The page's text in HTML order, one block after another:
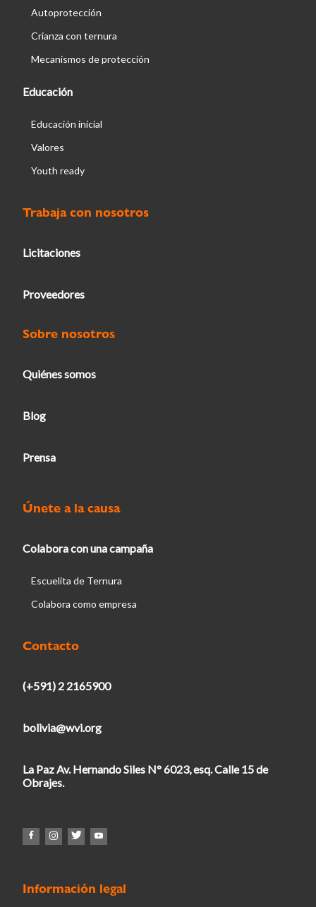
Autoprotección
Crianza con ternura
Mecanismos de protección
Educación
Educación inicial
Valores
Youth ready
Trabaja con nosotros
Licitaciones
Proveedores
Sobre nosotros
Quiénes somos
Blog
Prensa
Únete a la causa
Colabora con una campaña
Escuelita de Ternura
Colabora como empresa
Contacto
(+591) 2 2165900
bolivia@wvi.org
La Paz Av. Hernando Siles N° 6023, esq. Calle 15 de
Obrajes.
Información legal